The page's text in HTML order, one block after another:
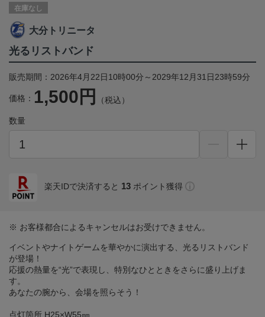
在庫なし
大分トリニータ
光るリストバンド
販売期間：2026年4月22日10時00分～2029年12月31日23時59分
価格： 1,500円 （税込）
数量
楽天IDで決済すると 13 ポイント獲得
※ お客様都合によるキャンセルはお受けできません。
イベントやナイトゲームを華やかに演出する、光るリストバンド
が登場！
応援の熱量を“光”で表現し、特別なひとときをさらに盛り上げま
す。
あなたの腕から、会場を照らそう！
点灯箇所 H25×W55㎜